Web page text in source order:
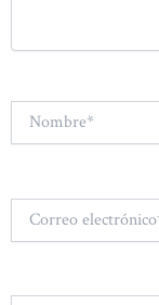
Nombre*
electrónico*